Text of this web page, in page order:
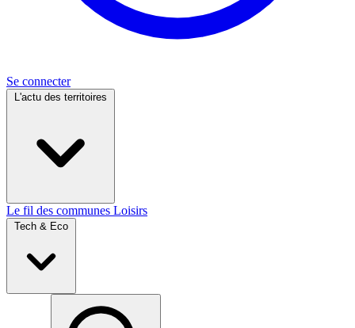
Se connecter
L'actu des territoires
Le fil des communes Loisirs
Tech & Eco